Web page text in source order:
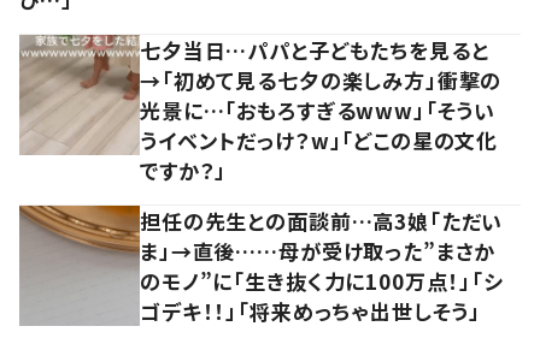
七夕当日…パパと子どもたちを見ると
→「初めて見る七夕の楽しみ方」衝撃の
光景に…「おもろすぎるwww」「そうい
うイベントだっけ？w」「どこの星の文化
ですか？」
担任の先生との面談前…高3娘「ただい
ま」→直後……母が受け取った”まさか
のモノ”に「生き抜く力に100万点！」「シ
ゴデキ！！」「将来めっちゃ出世しそう」